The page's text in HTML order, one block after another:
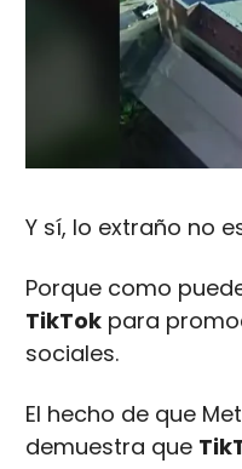
Y sí, lo extraño no
Porque como
TikTok para
sociales.
El hecho de que
demuestra que